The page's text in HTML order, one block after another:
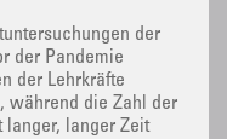
der
der Pandemie
der Lehrkräfte
während die Zahl der
langer, langer Zeit